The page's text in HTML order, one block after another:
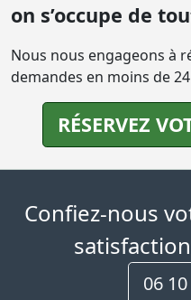
on s’occupe de
Nous nous engageons à
demandes en moins de
RÉSERVEZ
Confiez-nous
06